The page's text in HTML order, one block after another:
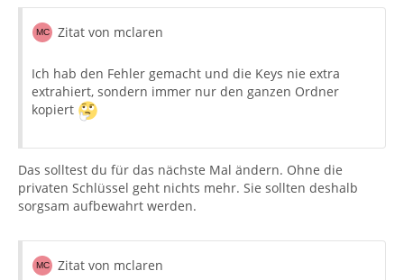
Zitat von mclaren
Ich hab den Fehler gemacht und die Keys nie extra
extrahiert, sondern immer nur den ganzen Ordner
kopiert
Das solltest du für das nächste Mal ändern. Ohne die
privaten Schlüssel geht nichts mehr. Sie sollten deshalb
sorgsam aufbewahrt werden.
Zitat von mclaren